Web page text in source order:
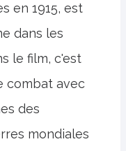
en 1915, est
dans les
le film, c'est
combat avec
des
mondiales